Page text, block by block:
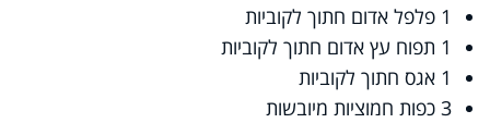
1 פלפל אדום חתוך לקוביות
1 תפוח עץ אדום חתוך לקוביות
1 אגס חתוך לקוביות
3 כפות חמוציות מיובשות